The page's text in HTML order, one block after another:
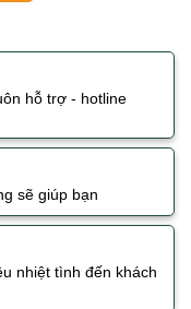
hỗ trợ - hotline
sẽ giúp bạn
nhiệt tình đến khách